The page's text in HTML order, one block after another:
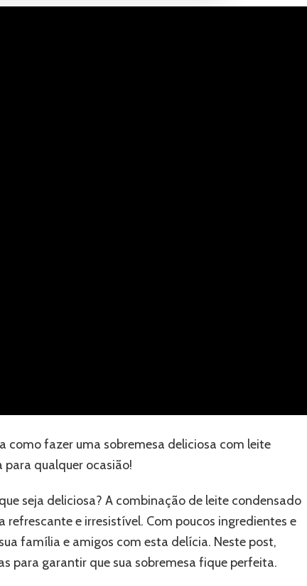
como fazer uma sobremesa deliciosa com leite
qualquer ocasião!
seja deliciosa? A combinação de leite condensado
e irresistível. Com poucos ingredientes e
família e amigos com esta delícia. Neste post,
para garantir que sua sobremesa fique perfeita.